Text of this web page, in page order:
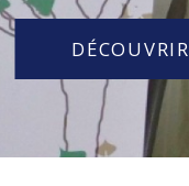
DÉCOUVRIR